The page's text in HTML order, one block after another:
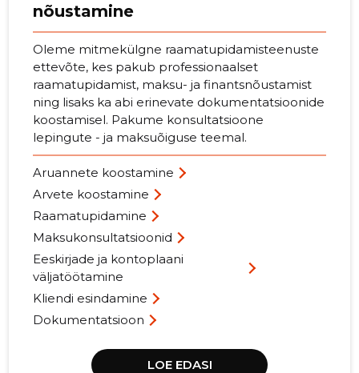
nõustamine
Oleme mitmekülgne raamatupidamisteenuste
ettevõte, kes pakub professionaalset
raamatupidamist, maksu- ja finantsnõustamist
ning lisaks ka abi erinevate dokumentatsioonide
koostamisel. Pakume konsultatsioone
lepingute - ja maksuõiguse teemal.
Aruannete koostamine
Arvete koostamine
Raamatupidamine
Maksukonsultatsioonid
Eeskirjade ja kontoplaani
väljatöötamine
Kliendi esindamine
Dokumentatsioon
LOE EDASI